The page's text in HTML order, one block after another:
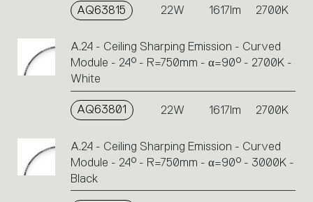
AQ63815 22W 1617lm 2700K
A.24 - Ceiling Sharping Emission - Curved
Module - 24° - R=750mm - α=90° - 2700K -
White
AQ63801 22W 1617lm 2700K
A.24 - Ceiling Sharping Emission - Curved
Module - 24° - R=750mm - α=90° - 3000K -
Black